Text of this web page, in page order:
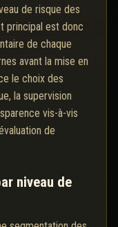
de risque des
principal est donc
de chaque
avant la mise en
le choix des
la supervision
vis-à-vis
de
niveau de